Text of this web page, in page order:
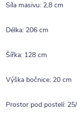
Síla masivu: 2,8 cm
Délka: 206 cm
Šířka: 128 cm
Výška bočnice: 20 cm
Prostor pod postelí: